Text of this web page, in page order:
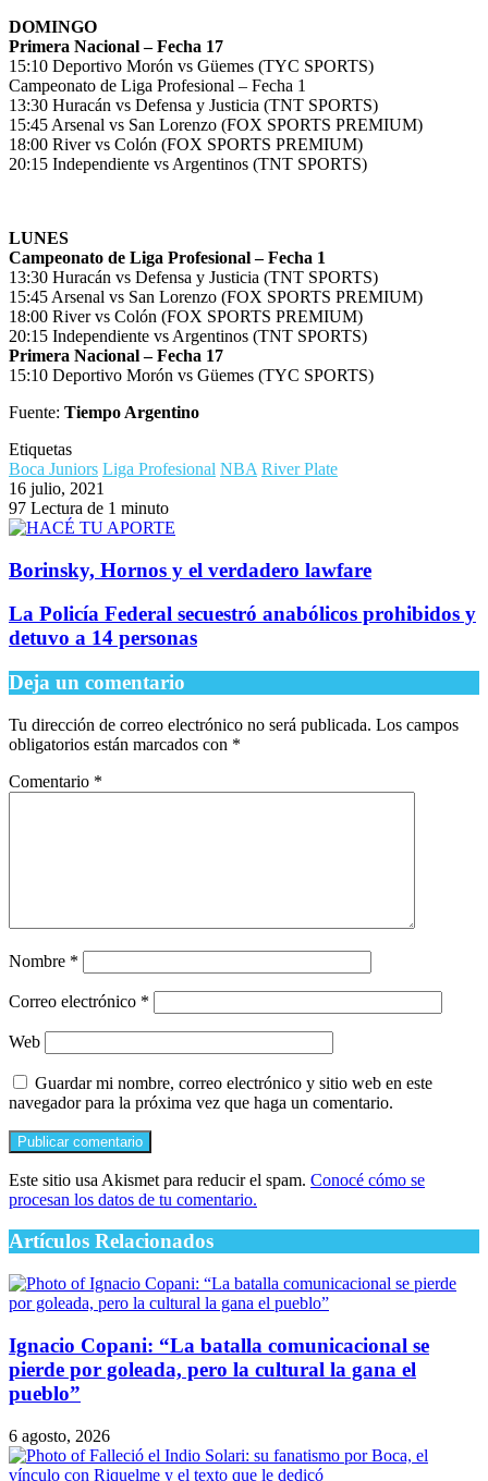
DOMINGO
Primera Nacional – Fecha 17
15:10 Deportivo Morón vs Güemes (TYC SPORTS)
Campeonato de Liga Profesional – Fecha 1
13:30 Huracán vs Defensa y Justicia (TNT SPORTS)
15:45 Arsenal vs San Lorenzo (FOX SPORTS PREMIUM)
18:00 River vs Colón (FOX SPORTS PREMIUM)
20:15 Independiente vs Argentinos (TNT SPORTS)
LUNES
Campeonato de Liga Profesional – Fecha 1
13:30 Huracán vs Defensa y Justicia (TNT SPORTS)
15:45 Arsenal vs San Lorenzo (FOX SPORTS PREMIUM)
18:00 River vs Colón (FOX SPORTS PREMIUM)
20:15 Independiente vs Argentinos (TNT SPORTS)
Primera Nacional – Fecha 17
15:10 Deportivo Morón vs Güemes (TYC SPORTS)
Fuente: Tiempo Argentino
Etiquetas
Boca Juniors Liga Profesional NBA River Plate
16 julio, 2021
97 Lectura de 1 minuto
Borinsky, Hornos y el verdadero lawfare
La Policía Federal secuestró anabólicos prohibidos y
detuvo a 14 personas
Deja un comentario
Tu dirección de correo electrónico no será publicada. Los campos
obligatorios están marcados con *
Comentario *
Nombre *
Correo electrónico *
Web
Guardar mi nombre, correo electrónico y sitio web en este
navegador para la próxima vez que haga un comentario.
Este sitio usa Akismet para reducir el spam. Conocé cómo se
procesan los datos de tu comentario.
Artículos Relacionados
Ignacio Copani: “La batalla comunicacional se
pierde por goleada, pero la cultural la gana el
pueblo”
6 agosto, 2026